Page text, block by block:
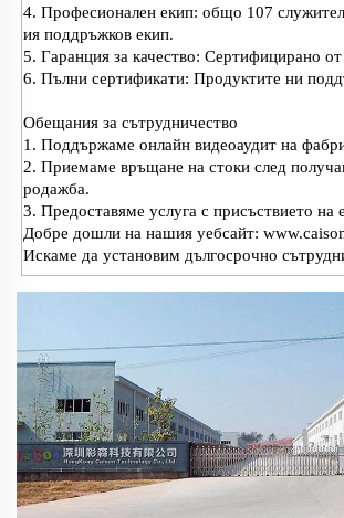
4. Професионален екип: общо 107
ия поддръжков екип.
5. Гаранция за качество: Сертифицирано
6. Пълни сертификати: Продуктите ни
Обещания за сътрудничество
1. Поддържаме онлайн видеоаудит на
2. Приемаме връщане на стоки след
родажба.
3. Предоставяме услуга с присъствието
Добре дошли на нашия уебсайт:
Искаме да установим дългосрочно